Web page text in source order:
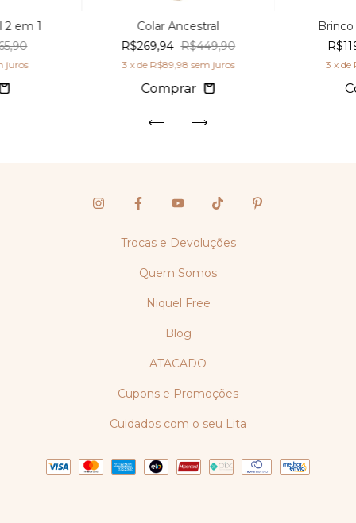
2 em 1
juros
Colar Ancestral
R$269,94 R$449,90
3 x de R$89,98 sem juros
Comprar
3 x de
Trocas e Devoluções
Quem Somos
Niquel Free
Blog
ATACADO
Cupons e Promoções
Cuidados com o seu Lita